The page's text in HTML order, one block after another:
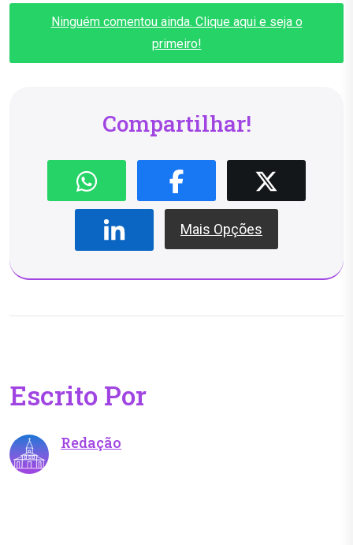
Ninguém comentou ainda. Clique aqui e seja o
primeiro!
Compartilhar!
Mais Opções
Escrito Por
Redação